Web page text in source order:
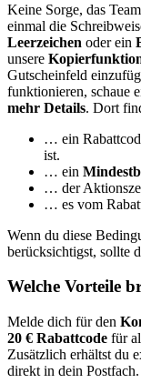
Keine Sorge, das
einmal die
Leerzeichen oder ein
unsere
Gutscheinfeld
funktionieren, schaue
mehr Details. Dort
… ein
ist.
… ein
… der
… es vom
Wenn du diese
berücksichtigst, sollte
Welche Vorteile
Melde dich für den
20 € Rabattcode für
Zusätzlich erhältst du
direkt in dein Postfach.